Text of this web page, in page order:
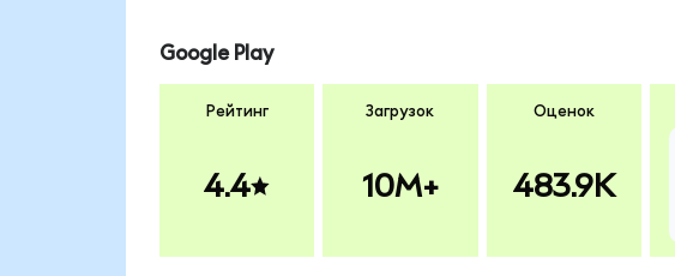
Google Play
Рейтинг
4.4
Загрузок
10M+
Оценок
483.9K